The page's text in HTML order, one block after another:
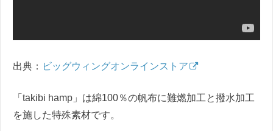
出典： ビッグウィングオンラインストア
「takibi hamp」は綿100％の帆布に難燃加工と撥水加工
を施した特殊素材です。